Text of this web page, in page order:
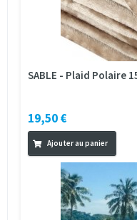
SABLE - Plaid Polaire
19,50 €
Ajouter au panier